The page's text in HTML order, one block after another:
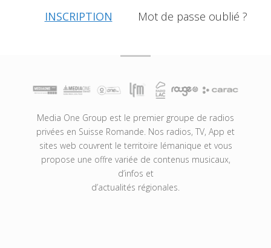
INSCRIPTION Mot de passe oublié ?
Media One Group est le premier groupe de radios
privées en Suisse Romande. Nos radios, TV, App et
sites web couvrent le territoire lémanique et vous
propose une offre variée de contenus musicaux,
d’infos et
d’actualités régionales.